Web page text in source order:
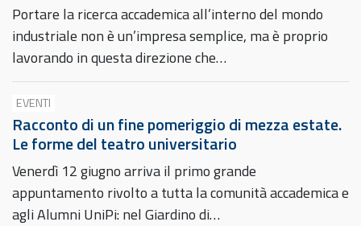
Portare la ricerca accademica all’interno del mondo
industriale non è un’impresa semplice, ma è proprio
lavorando in questa direzione che…
EVENTI
Racconto di un fine pomeriggio di mezza estate.
Le forme del teatro universitario
Venerdì 12 giugno arriva il primo grande
appuntamento rivolto a tutta la comunità accademica e
agli Alumni UniPi: nel Giardino di…